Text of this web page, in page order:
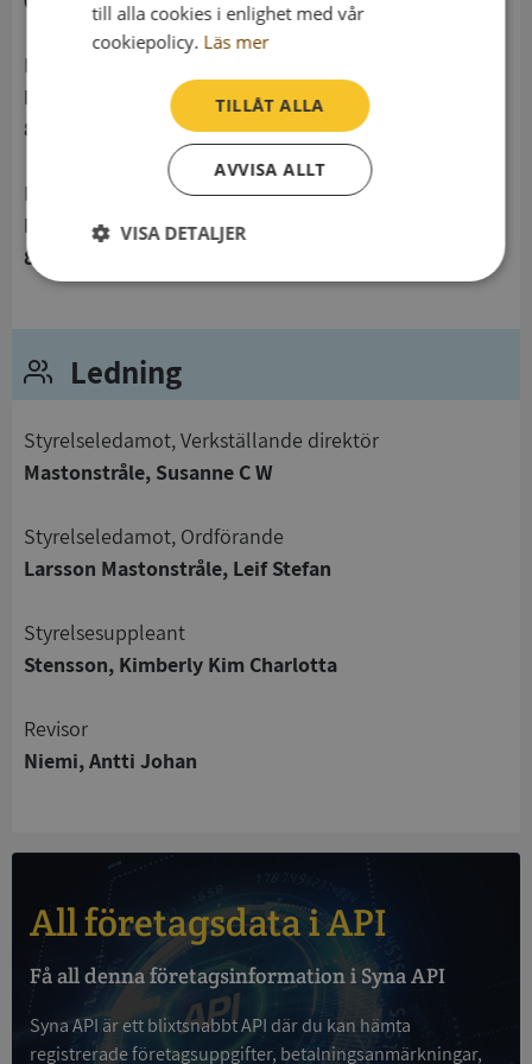
Lillängsgatan 2 panncentralen
814 30 Skutskär
Lillängsgatan 2 panncentralen
814 30 Skutskär
Ledning
Styrelseledamot, Verkställande direktör
Mastonstråle, Susanne C W
Styrelseledamot, Ordförande
Larsson Mastonstråle, Leif Stefan
Styrelsesuppleant
Stensson, Kimberly Kim Charlotta
Revisor
Niemi, Antti Johan
All företagsdata i API
Få all denna företagsinformation i Syna API
Syna API är ett blixtsnabbt API där du kan hämta
registrerade företagsuppgifter, betalningsanmärkningar,
till alla cookies i enlighet med vår
cookiepolicy. Läs mer
TILLÅT ALLA
AVVISA ALLT
VISA DETALJER
Strikt
Prestanda Inriktning
Funktioner
Strikt nödvändigt Prestanda
Strikt nödvändiga kakor tillåter
kärnwebbplatsfunktioner som användarinloggning
och kontohantering. Webbplatsen kan inte
Namn